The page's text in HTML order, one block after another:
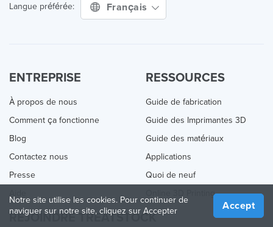
Langue préférée: Français
ENTREPRISE
À propos de nous
Comment ça fonctionne
Blog
Contactez nous
Presse
RESSOURCES
Guide de fabrication
Guide des Imprimantes 3D
Guide des matériaux
Applications
Quoi de neuf
Online 3D Printing
REJOINDRE TREATSTOCK
Notre site utilise les cookies. Pour continuer de
naviguer sur notre site, cliquez sur Accepter
Accept